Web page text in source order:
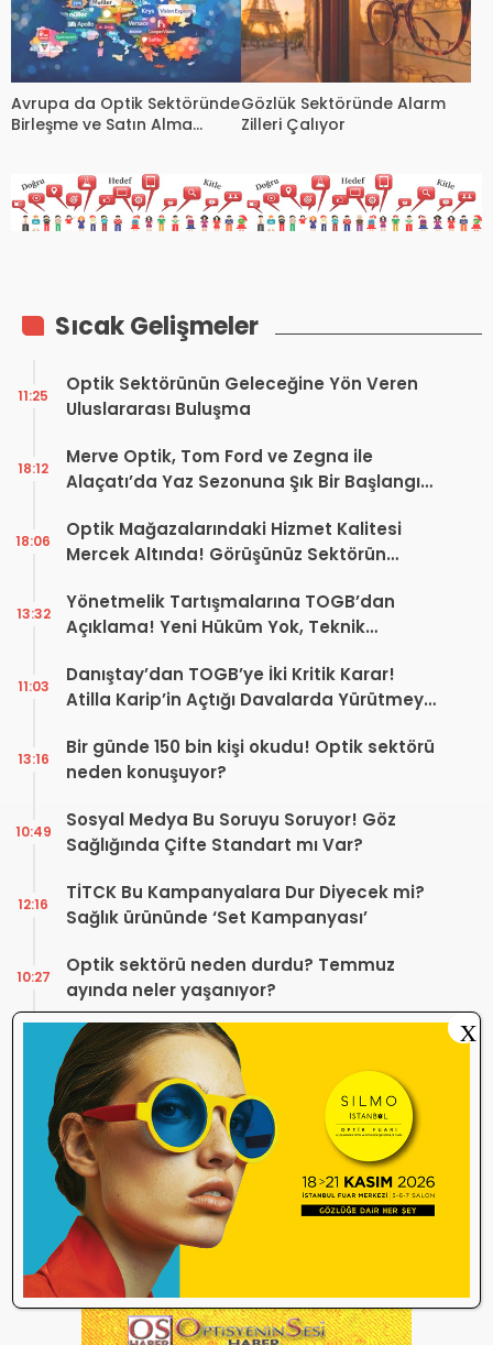
Avrupa da Optik Sektöründe
Birleşme ve Satın Alma
Gözlük Sektöründe Alarm
Zilleri Çalıyor
Sıcak Gelişmeler
Optik Sektörünün Geleceğine Yön Veren
Uluslararası Buluşma
11:25
Merve Optik, Tom Ford ve Zegna ile
Alaçatı’da Yaz Sezonuna Şık Bir Başlangıç ​​
18:12
Optik Mağazalarındaki Hizmet Kalitesi
Mercek Altında! Görüşünüz Sektörün
18:06
Yönetmelik Tartışmalarına TOGB’dan
Açıklama! Yeni Hüküm Yok, Teknik
13:32
Danıştay’dan TOGB’ye İki Kritik Karar!
Atilla Karip’in Açtığı Davalarda Yürütmeyi
11:03
Bir günde 150 bin kişi okudu! Optik sektörü
neden konuşuyor?
13:16
Sosyal Medya Bu Soruyu Soruyor! Göz
Sağlığında Çifte Standart mı Var?
10:49
TİTCK Bu Kampanyalara Dur Diyecek mi?
Sağlık ürününde ‘Set Kampanyası’
12:16
Optik sektörü neden durdu? Temmuz
ayında neler yaşanıyor?
10:27
ÜTS’de Miadı Dolan Gözlük Çerçeveleri
SGK İşlemlerini Engelliyor!
X